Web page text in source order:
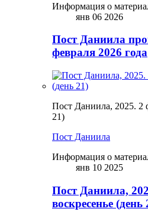
Информация о
янв 06 2026
Пост Даниила
февраля 2026 года
Пост Даниила, 2025. 2
21)
Пост Даниила
Информация о
янв 10 2025
Пост Даниила,
воскресенье (день